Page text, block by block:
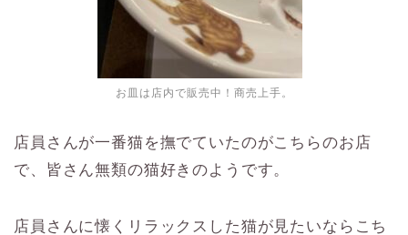
お皿は店内で販売中！商売上手。
店員さんが一番猫を撫でていたのがこちらのお店
で、皆さん無類の猫好きのようです。
店員さんに懐くリラックスした猫が見たいならこち